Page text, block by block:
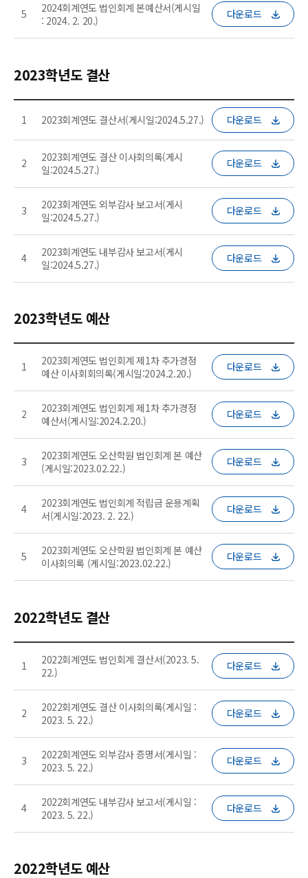
5
2024회계연도 법인회계 본예산서(게시일
: 2024. 2. 20.)
다운로드
2023학년도 결산
1 2023회계연도 결산서(게시일:2024.5.27.) 다운로드
2
2023회계연도 결산 이사회의록(게시
일:2024.5.27.)
다운로드
3
2023회계연도 외부감사 보고서(게시
일:2024.5.27.)
다운로드
4
2023회계연도 내부감사 보고서(게시
일:2024.5.27.)
다운로드
2023학년도 예산
1
2023회계연도 법인회계 제1차 추가경정
예산 이사회회의록(게시일:2024.2.20.)
다운로드
2
2023회계연도 법인회계 제1차 추가경정
예산서(게시일:2024.2.20.)
다운로드
3
2023회계연도 오산학원 법인회계 본 예산
(게시일:2023.02.22.)
다운로드
4
2023회계연도 법인회계 적립금 운용계획
서(게시일:2023. 2. 22.)
다운로드
5
2023회계연도 오산학원 법인회계 본 예산
이사회의록 (게시일:2023.02.22.)
다운로드
2022학년도 결산
1
2022회계연도 법인회계 결산서(2023. 5.
22.)
다운로드
2
2022회계연도 결산 이사회의록(게시일 :
2023. 5. 22.)
다운로드
3
2022회계연도 외부감사 증명서(게시일 :
2023. 5. 22.)
다운로드
4
2022회계연도 내부감사 보고서(게시일 :
2023. 5. 22.)
다운로드
2022학년도 예산